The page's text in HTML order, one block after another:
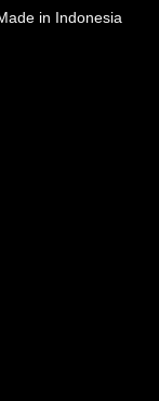
in Indonesia